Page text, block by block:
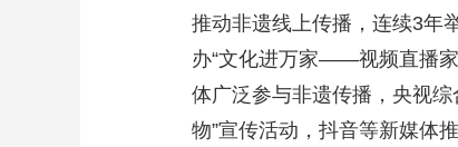
推动非遗线上传播，连续3年
办“文化进万家——视频直播
体广泛参与非遗传播，央视
物”宣传活动，抖音等新媒体